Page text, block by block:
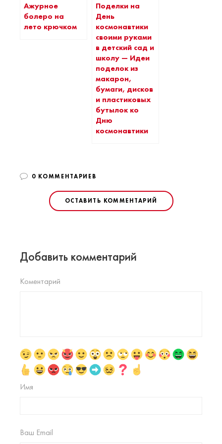
Ажурное
болеро на
лето крючком
Поделки на
День
космонавтики
своими руками
в детский сад и
школу — Идеи
поделок из
макарон,
бумаги, дисков
и пластиковых
бутылок ко
Дню
космонавтики
0 КОММЕНТАРИЕВ
ОСТАВИТЬ КОММЕНТАРИЙ
Добавить комментарий
Коментарий
Имя
Ваш Email